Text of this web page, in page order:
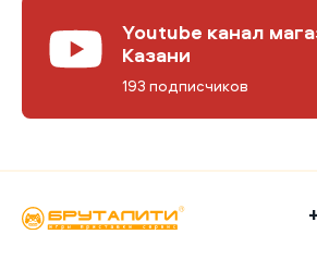
Youtube канал
Казани
193 подписчиков